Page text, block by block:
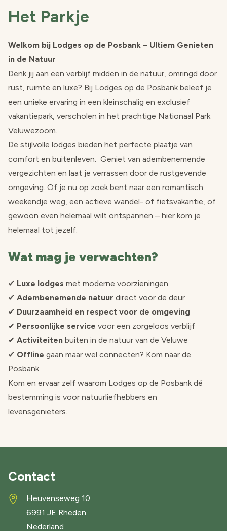
Het Parkje
Welkom bij Lodges op de Posbank – Ultiem Genieten
in de Natuur
Denk jij aan een verblijf midden in de natuur, omringd door
rust, ruimte en luxe? Bij Lodges op de Posbank beleef je
een unieke ervaring in een kleinschalig en exclusief
vakantiepark, verscholen in het prachtige Nationaal Park
Veluwezoom.
De stijlvolle lodges bieden het perfecte plaatje van
comfort en buitenleven. Geniet van adembenemende
vergezichten en laat je verrassen door de rustgevende
omgeving. Of je nu op zoek bent naar een romantisch
weekendje weg, een actieve wandel- of fietsvakantie, of
gewoon even helemaal wilt ontspannen – hier kom je
helemaal tot jezelf.
Wat mag je verwachten?
✔ Luxe lodges met moderne voorzieningen
✔ Adembenemende natuur direct voor de deur
✔ Duurzaamheid en respect voor de omgeving
✔ Persoonlijke service voor een zorgeloos verblijf
✔ Activiteiten buiten in de natuur van de Veluwe
✔ Offline gaan maar wel connecten? Kom naar de
Posbank
Kom en ervaar zelf waarom Lodges op de Posbank dé
bestemming is voor natuurliefhebbers en
levensgenieters.
Contact
Heuvenseweg 10
6991 JE Rheden
Nederland